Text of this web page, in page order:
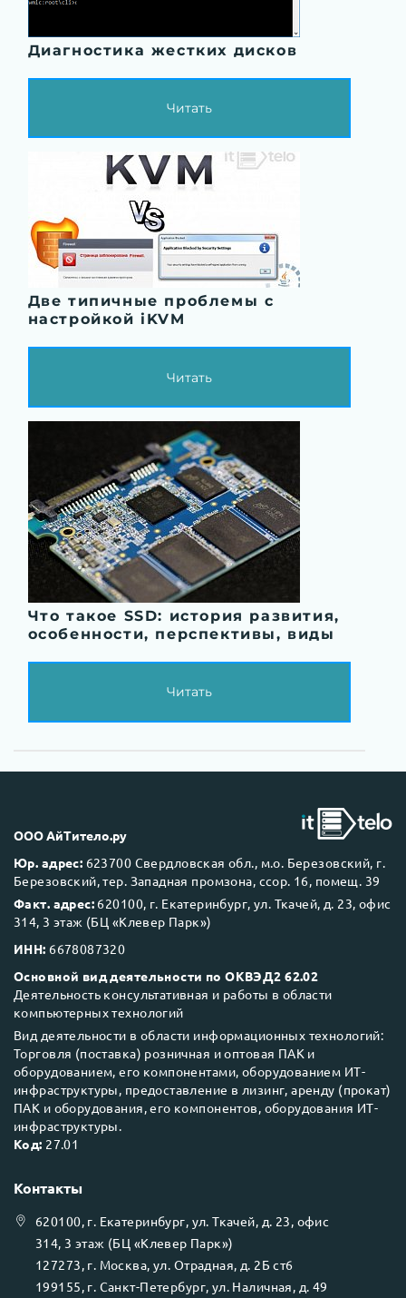
Диагностика жестких дисков
Читать
Две типичные проблемы с
настройкой iKVM
Читать
Что такое SSD: история развития,
особенности, перспективы, виды
Читать
ООО АйТитело.ру
Юр. адрес: 623700 Свердловская обл., м.о. Березовский, г.
Березовский, тер. Западная промзона, ссор. 16, помещ. 39
Факт. адрес: 620100, г. Екатеринбург, ул. Ткачей, д. 23, офис
314, 3 этаж (БЦ «Клевер Парк»)
ИНН: 6678087320
Основной вид деятельности по ОКВЭД2 62.02
Деятельность консультативная и работы в области
компьютерных технологий
Вид деятельности в области информационных технологий:
Торговля (поставка) розничная и оптовая ПАК и
оборудованием, его компонентами, оборудованием ИТ-
инфраструктуры, предоставление в лизинг, аренду (прокат)
ПАК и оборудования, его компонентов, оборудования ИТ-
инфраструктуры.
Код: 27.01
Контакты
620100 , г. Екатеринбург , ул.Ткачей, д. 23, офис
314, 3 этаж (БЦ «Клевер Парк»)
127273 , г. Москва , ул. Отрадная, д. 2Б ст6
199155 , г. Санкт-Петербург, ул. Наличная, д. 49